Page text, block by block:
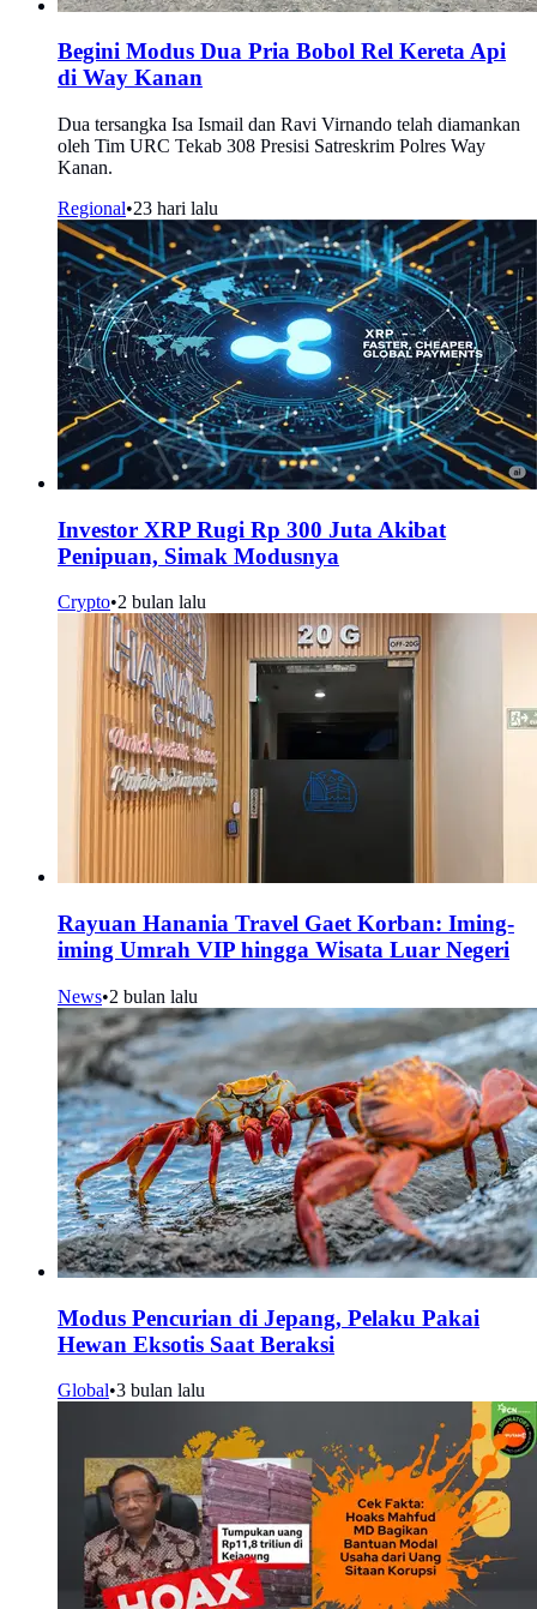
Begini Modus Dua Pria Bobol Rel Kereta Api
di Way Kanan
Dua tersangka Isa Ismail dan Ravi Virnando telah diamankan
oleh Tim URC Tekab 308 Presisi Satreskrim Polres Way
Kanan.
Regional•23 hari lalu
Investor XRP Rugi Rp 300 Juta Akibat
Penipuan, Simak Modusnya
Crypto•2 bulan lalu
Rayuan Hanania Travel Gaet Korban: Iming-
iming Umrah VIP hingga Wisata Luar Negeri
News•2 bulan lalu
Modus Pencurian di Jepang, Pelaku Pakai
Hewan Eksotis Saat Beraksi
Global•3 bulan lalu